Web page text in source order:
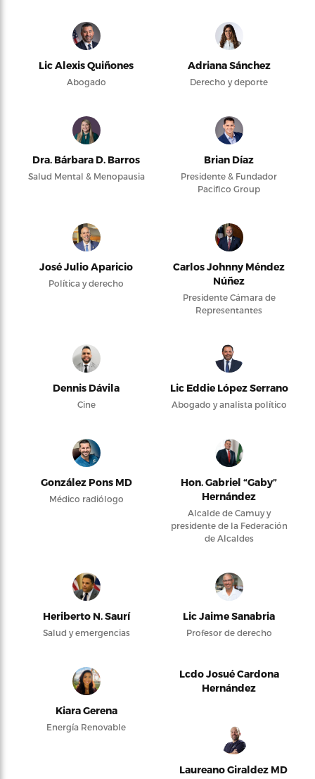
Lic Alexis Quiñones
Abogado
Adriana Sánchez
Derecho y deporte
Dra. Bárbara D. Barros
Salud Mental & Menopausia
Brian Díaz
Presidente & Fundador
Pacifico Group
José Julio Aparicio
Política y derecho
Carlos Johnny Méndez
Núñez
Presidente Cámara de
Representantes
Dennis Dávila
Cine
Lic Eddie López Serrano
Abogado y analista político
González Pons MD
Médico radiólogo
Hon. Gabriel “Gaby”
Hernández
Alcalde de Camuy y
presidente de la Federación
de Alcaldes
Heriberto N. Saurí
Salud y emergencias
Lic Jaime Sanabria
Profesor de derecho
Kiara Gerena
Energía Renovable
Lcdo Josué Cardona
Hernández
Laureano Giraldez MD